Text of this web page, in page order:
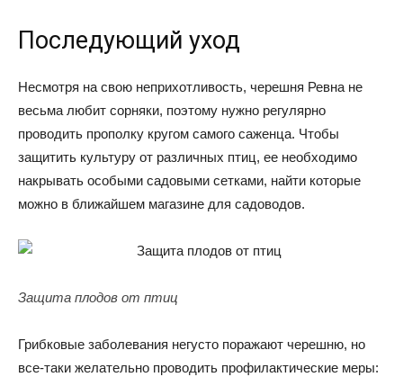
Последующий уход
Несмотря на свою неприхотливость, черешня Ревна не
весьма любит сорняки, поэтому нужно регулярно
проводить прополку кругом самого саженца. Чтобы
защитить культуру от различных птиц, ее необходимо
накрывать особыми садовыми сетками, найти которые
можно в ближайшем магазине для садоводов.
Защита плодов от птиц
Грибковые заболевания негусто поражают черешню, но
все-таки желательно проводить профилактические меры: